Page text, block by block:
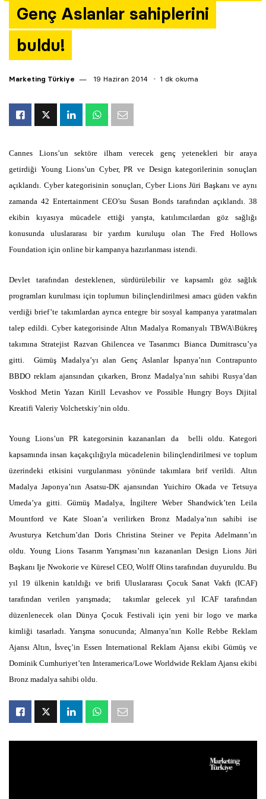
Genç Aslanlar sahiplerini
buldu!
Marketing Türkiye 19 Haziran 2014 1 dk okuma
Cannes Lions’un sektöre ilham verecek genç yetenekleri bir araya
getirdiği Young Lions’un Cyber, PR ve Design kategorilerinin sonuçları
açıklandı. Cyber kategorisinin sonuçları, Cyber Lions Jüri Başkanı ve aynı
zamanda 42 Entertainment CEO’su Susan Bonds tarafından açıklandı. 38
ekibin kıyasıya mücadele ettiği yarışta, katılımcılardan göz sağlığı
konusunda uluslararası bir yardım kuruluşu olan The Fred Hollows
Foundation için online bir kampanya hazırlanması istendi.
Devlet tarafından desteklenen, sürdürülebilir ve kapsamlı göz sağlık
programları kurulması için toplumun bilinçlendirilmesi amacı güden vakfın
verdiği brief’te takımlardan ayrıca entegre bir sosyal kampanya yaratmaları
talep edildi. Cyber kategorisinde Altın Madalya Romanyalı TBWA\Bükreş
takımına Stratejist Razvan Ghilencea ve Tasarımcı Bianca Dumitrascu’ya
gitti. Gümüş Madalya’yı alan Genç Aslanlar İspanya’nın Contrapunto
BBDO reklam ajansından çıkarken, Bronz Madalya’nın sahibi Rusya’dan
Voskhod Metin Yazarı Kirill Levashov ve Possible Hungry Boys Dijital
Kreatifi Valeriy Volchetskiy’nin oldu.
Young Lions’un PR kategorsinin kazananları da belli oldu. Kategori
kapsamında insan kaçakçılığıyla mücadelenin bilinçlendirilmesi ve toplum
üzerindeki etkisini vurgulanması yönünde takımlara brif verildi. Altın
Madalya Japonya’nın Asatsu-DK ajansından Yuichiro Okada ve Tetsuya
Umeda’ya gitti. Gümüş Madalya, İngiltere Weber Shandwick’ten Leila
Mountford ve Kate Sloan’a verilirken Bronz Madalya’nın sahibi ise
Avusturya Ketchum’dan Doris Christina Steiner ve Pepita Adelmann’ın
oldu. Young Lions Tasarım Yarışması’nın kazananları Design Lions Jüri
Başkanı Ije Nwokorie ve Küresel CEO, Wolff Olins tarafından duyuruldu. Bu
yıl 19 ülkenin katıldığı ve brifi Uluslararası Çocuk Sanat Vakfı (ICAF)
tarafından verilen yarışmada; takımlar gelecek yıl ICAF tarafından
düzenlenecek olan Dünya Çocuk Festivali için yeni bir logo ve marka
kimliği tasarladı. Yarışma sonucunda; Almanya’nın Kolle Rebbe Reklam
Ajansı Altın, İsveç’in Essen International Reklam Ajansı ekibi Gümüş ve
Dominik Cumhuriyet’ten Interamerica/Lowe Worldwide Reklam Ajansı ekibi
Bronz madalya sahibi oldu.
Yazarlar
Araştırma